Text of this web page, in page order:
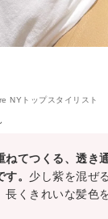
NYトップスタイリスト
ねてつくる、透き
。 少し紫を混ぜ
長くきれいな髪色